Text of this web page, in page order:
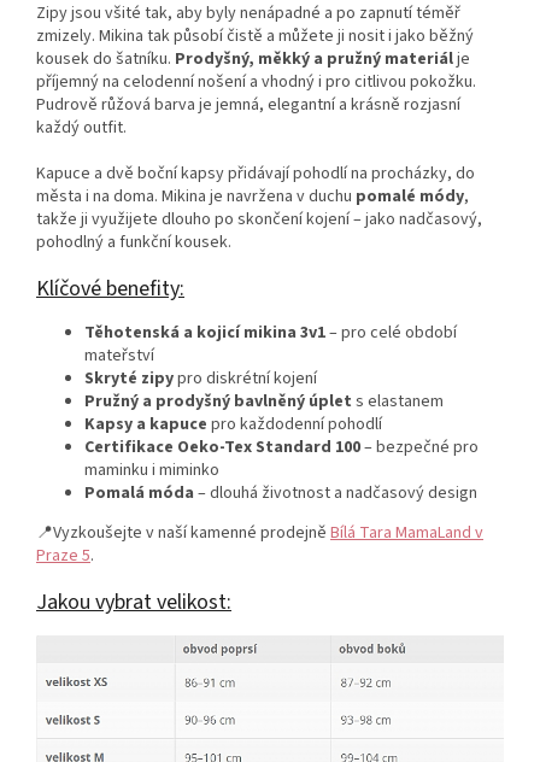
Zipy jsou všité tak, aby byly nenápadné a po zapnutí téměř
zmizely. Mikina tak působí čistě a můžete ji nosit i jako běžný
kousek do šatníku. Prodyšný, měkký a pružný materiálje
příjemný na celodenní nošení a vhodný i pro citlivou pokožku.
Pudrově růžová barva je jemná, elegantní a krásně rozjasní
každý outfit.
Kapuce a dvě boční kapsy přidávají pohodlí na procházky, do
města i na doma. Mikina je navržena v duchu pomalé módy,
takže ji využijete dlouho po skončení kojení – jako nadčasový,
pohodlný a funkční kousek.
Klíčové benefity:
Těhotenská a kojicí mikina 3v1– pro celé období
mateřství
Skryté zipypro diskrétní kojení
Pružný a prodyšný bavlněný úplet s elastanem
Kapsy a kapuce pro každodenní pohodlí
Certifikace Oeko‑Tex Standard 100– bezpečné pro
maminku i miminko
Pomalá móda – dlouhá životnost a nadčasový design
📍Vyzkoušejte v naší kamenné prodejně Bílá Tara MamaLand v
Praze 5.
Jakou vybrat velikost: